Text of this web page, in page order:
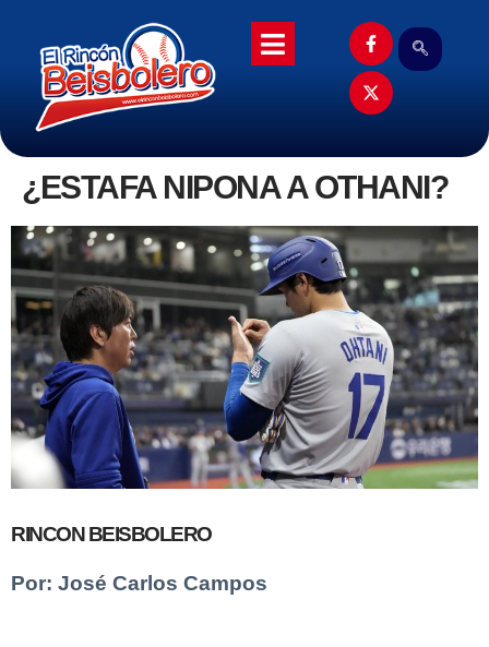
¿ESTAFA NIPONA A OTHANI?
RINCON BEISBOLERO
Por: José Carlos Campos